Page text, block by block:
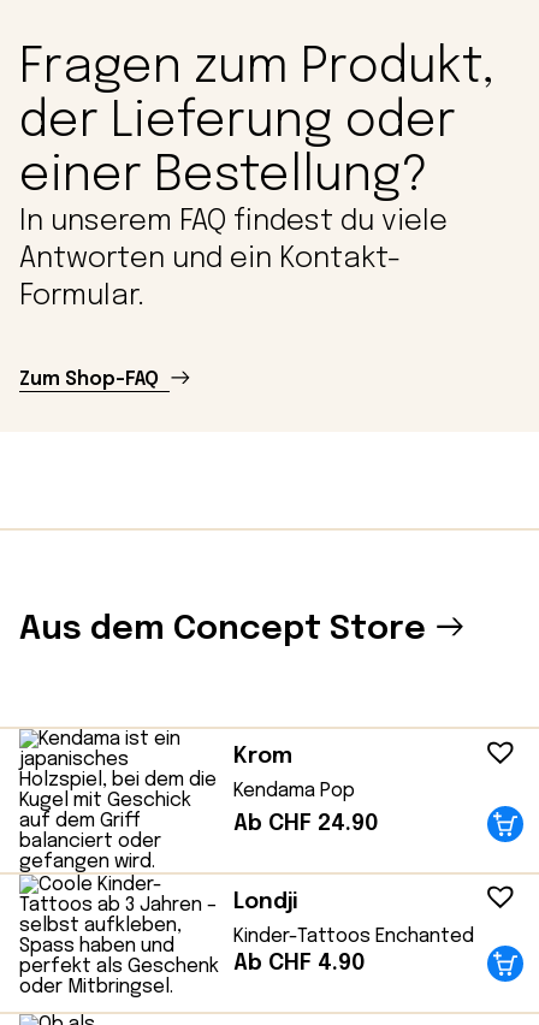
Fragen zum Produkt,
der Lieferung oder
einer Bestellung?
In unserem FAQ findest du viele
Antworten und ein Kontakt-
Formular.
Zum Shop-FAQ
Aus dem Concept Store
Krom
Kendama Pop
Ab CHF 24.90
Londji
Kinder-Tattoos Enchanted
Ab CHF 4.90